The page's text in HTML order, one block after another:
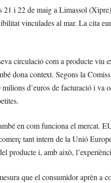
i 22 de maig a Limassol
vinculades al mar. La cita
circulació com a producte viu
dona context. Segons la
d’euros de facturació i va
en com funciona el mercat.
tant intern de la Unió
producte i, amb això,
que el consumidor aprèn a